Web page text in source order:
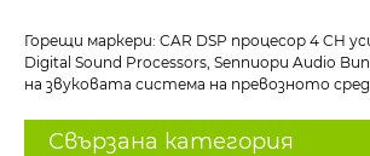
Горещи маркери: CAR DSP процесор 4 CH
Digital Sound Processors, Sennuopu Audio
на звуковата система на превозното
Свързана категория